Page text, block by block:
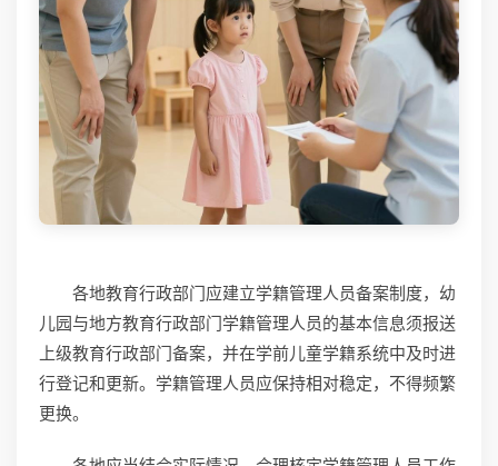
各地教育行政部门应建立学籍管理人员备案制度，幼
儿园与地方教育行政部门学籍管理人员的基本信息须报送
上级教育行政部门备案，并在学前儿童学籍系统中及时进
行登记和更新。学籍管理人员应保持相对稳定，不得频繁
更换。